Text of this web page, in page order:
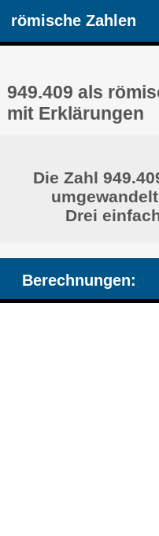
römische Zahlen
949.409 als
mit Erklärungen
Die Zahl
Drei
Berechnungen: